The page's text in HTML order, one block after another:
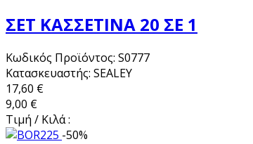
ΣΕΤ ΚΑΣΣΕΤΙΝΑ 20 ΣΕ 1
Κωδικός Προϊόντος: S0777
Κατασκευαστής: SEALEY
17,60 €
9,00 €
Τιμή / Κιλά :
-50%